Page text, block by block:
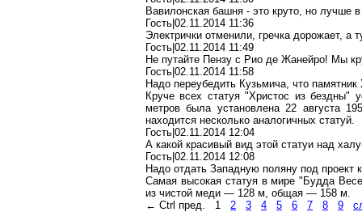
Вавилонская башня - это круто, но лучше
Гость|02.11.2014 11:36
Электрички отменили, гречка дорожает, а
Гость|02.11.2014 11:49
Не путайте Пензу с Рио де Жанейро! Мы
Гость|02.11.2014 11:58
Надо переубедить Кузьмича, что
Круче всех статуя "Христос из бездны"
метров была установлена 22 августа
находится несколько аналогичных статуй.
Гость|02.11.2014 12:04
А какой красивый вид этой статуи над
Гость|02.11.2014 12:08
Надо отдать Западную поляну под проект
Самая высокая статуя в мире "Будда
из чистой меди — 128 м, общая — 158 м.
← Ctrl пред.
1 2 3 4 5 6 7 8 9